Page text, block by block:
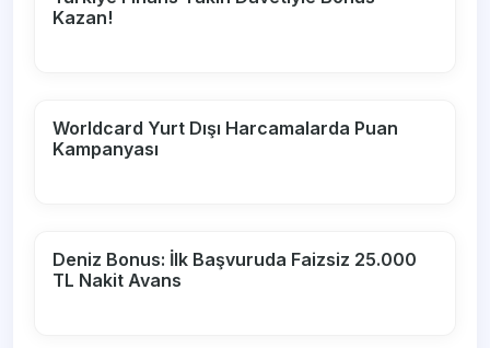
Kazan!
Worldcard Yurt Dışı Harcamalarda Puan
Kampanyası
Deniz Bonus: İlk Başvuruda Faizsiz 25.000
TL Nakit Avans